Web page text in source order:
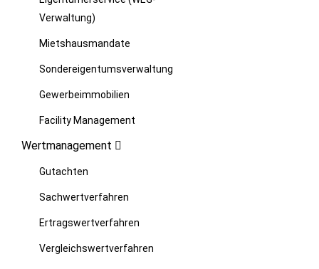
Verwaltung)
Mietshausmandate
Sondereigentumsverwaltung
Gewerbeimmobilien
Facility Management
Wertmanagement
Gutachten
Sachwertverfahren
Ertragswertverfahren
Vergleichswertverfahren